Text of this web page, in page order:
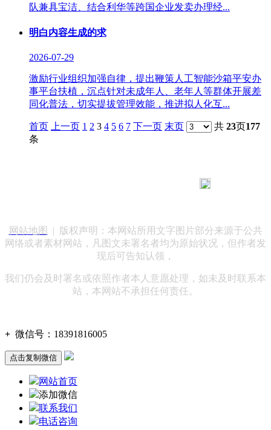
队兼具宝洁、结合利华等跨国企业发卖办理经...
明白内容生成的求
2026-07-29
激励行业组织加强自律，提出鞭策人工智能沙箱平安办
事平台扶植，沉点针对未成年人、老年人等群体开展差
同化普法，切实提拔管理效能，推进拟人化互...
首页 上一页 1 2 3 4 5 6 7 下一页 末页 共 23页177
条
网站地图
| 版权声明：本网站所用文字图片部分来源于公共
网络或者素材网站，凡图文未署名者均为原始状况，但作者发
现后可告知认领，
我们仍会及时署名或依照作者本人意愿处理，如未及时联系本
站，本网站不承担任何责任。
+ 微信号： 18391816005
点击复制微信
网站首页
添加微信
联系我们
电话咨询